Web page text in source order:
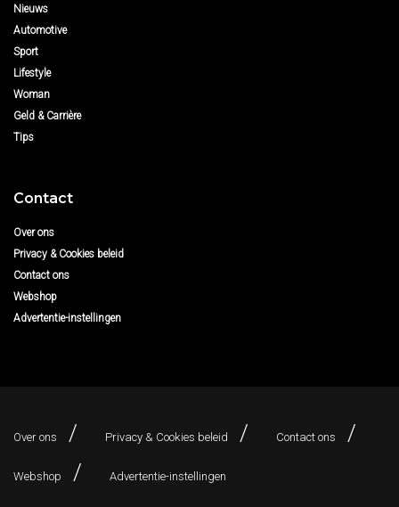
Nieuws
Automotive
Sport
Lifestyle
Woman
Geld & Carrière
Tips
Contact
Over ons
Privacy & Cookies beleid
Contact ons
Webshop
Advertentie-instellingen
Over ons Privacy & Cookies beleid Contact ons
Webshop Advertentie-instellingen